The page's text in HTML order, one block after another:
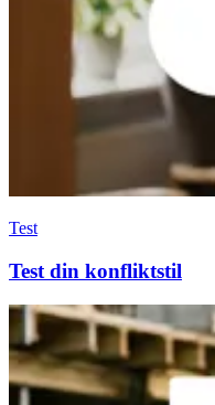
Test
Test din konfliktstil